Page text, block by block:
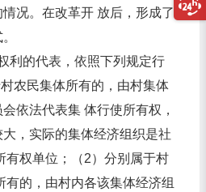
况。在改革开 放后，形成了
的代表，依照下列规定行
农民集体所有的，由村集体
依法代表集 体行使所有权，
，实际的集体经济组织是社
有权单位；（2）分别属于村
有的，由村内各该集体经济组